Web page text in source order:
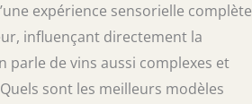
expérience sensorielle complète
influençant directement la
parle de vins aussi complexes et
sont les meilleurs modèles